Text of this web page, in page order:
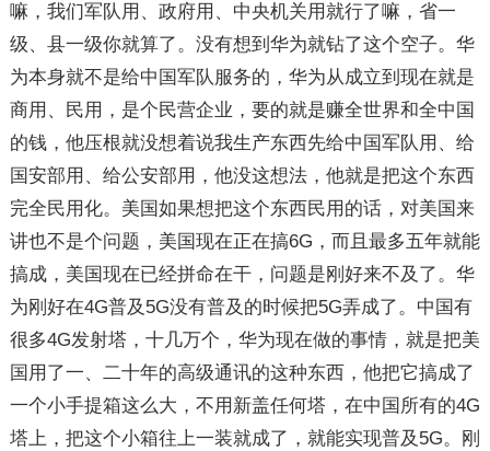
嘛，我们军队用、政府用、中央机关用就行了嘛，省一
级、县一级你就算了。没有想到华为就钻了这个空子。华
为本身就不是给中国军队服务的，华为从成立到现在就是
商用、民用，是个民营企业，要的就是赚全世界和全中国
的钱，他压根就没想着说我生产东西先给中国军队用、给
国安部用、给公安部用，他没这想法，他就是把这个东西
完全民用化。美国如果想把这个东西民用的话，对美国来
讲也不是个问题，美国现在正在搞6G，而且最多五年就能
搞成，美国现在已经拼命在干，问题是刚好来不及了。华
为刚好在4G普及5G没有普及的时候把5G弄成了。中国有
很多4G发射塔，十几万个，华为现在做的事情，就是把美
国用了一、二十年的高级通讯的这种东西，他把它搞成了
一个小手提箱这么大，不用新盖任何塔，在中国所有的4G
塔上，把这个小箱往上一装就成了，就能实现普及5G。刚